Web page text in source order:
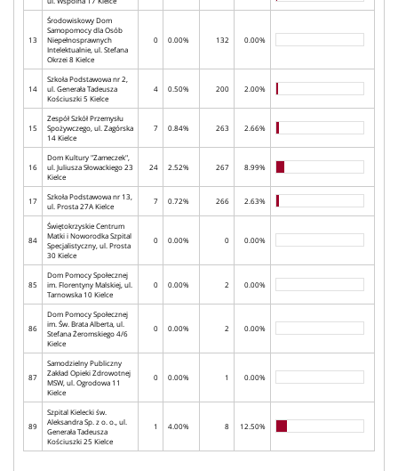
13
Środowiskowy Dom
Samopomocy dla Osób
Niepełnosprawnych
Intelektualnie, ul. Stefana
Okrzei 8 Kielce
0 0.00% 132 0.00%
14
Szkoła Podstawowa nr 2,
ul. Generała Tadeusza
Kościuszki 5 Kielce
4 0.50% 200 2.00%
15
Zespół Szkół Przemysłu
Spożywczego, ul. Zagórska
14 Kielce
7 0.84% 263 2.66%
16
Dom Kultury "Zameczek",
ul. Juliusza Słowackiego 23
Kielce
24 2.52% 267 8.99%
17
Szkoła Podstawowa nr 13,
ul. Prosta 27A Kielce
7 0.72% 266 2.63%
84
Świętokrzyskie Centrum
Matki i Noworodka Szpital
Specjalistyczny, ul. Prosta
30 Kielce
0 0.00% 0 0.00%
85
Dom Pomocy Społecznej
im. Florentyny Malskiej, ul.
Tarnowska 10 Kielce
0 0.00% 2 0.00%
86
Dom Pomocy Społecznej
im. Św. Brata Alberta, ul.
Stefana Żeromskiego 4/6
Kielce
0 0.00% 2 0.00%
87
Samodzielny Publiczny
Zakład Opieki Zdrowotnej
MSW, ul. Ogrodowa 11
Kielce
0 0.00% 1 0.00%
89
Szpital Kielecki św.
Aleksandra Sp. z o. o., ul.
Generała Tadeusza
Kościuszki 25 Kielce
1 4.00% 8 12.50%